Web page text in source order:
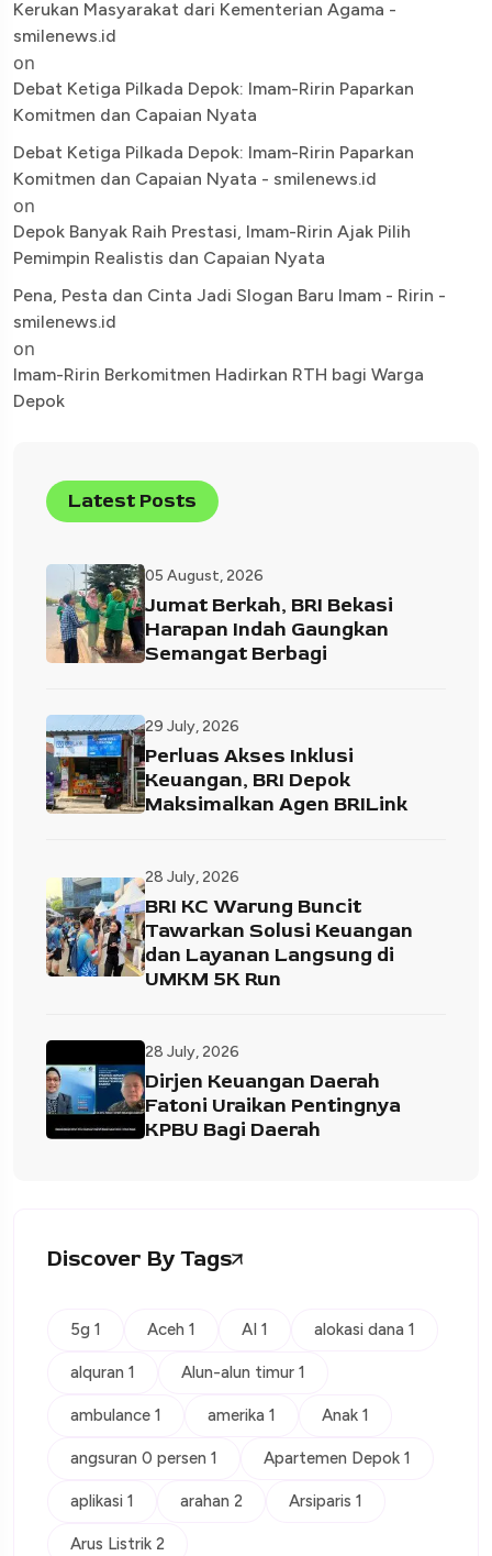
Kerukan Masyarakat dari Kementerian Agama -
smilenews.id
on
Debat Ketiga Pilkada Depok: Imam-Ririn Paparkan
Komitmen dan Capaian Nyata
Debat Ketiga Pilkada Depok: Imam-Ririn Paparkan
Komitmen dan Capaian Nyata - smilenews.id
on
Depok Banyak Raih Prestasi, Imam-Ririn Ajak Pilih
Pemimpin Realistis dan Capaian Nyata
Pena, Pesta dan Cinta Jadi Slogan Baru Imam - Ririn -
smilenews.id
on
Imam-Ririn Berkomitmen Hadirkan RTH bagi Warga
Depok
Latest Posts
05 August, 2026
Jumat Berkah, BRI Bekasi
Harapan Indah Gaungkan
Semangat Berbagi
29 July, 2026
Perluas Akses Inklusi
Keuangan, BRI Depok
Maksimalkan Agen BRILink
28 July, 2026
BRI KC Warung Buncit
Tawarkan Solusi Keuangan
dan Layanan Langsung di
UMKM 5K Run
28 July, 2026
Dirjen Keuangan Daerah
Fatoni Uraikan Pentingnya
KPBU Bagi Daerah
Discover By Tags
5g 1 Aceh 1 AI 1 alokasi dana 1
alquran 1 Alun-alun timur 1
ambulance 1 amerika 1 Anak 1
angsuran 0 persen 1 Apartemen Depok 1
aplikasi 1 arahan 2 Arsiparis 1
Arus Listrik 2